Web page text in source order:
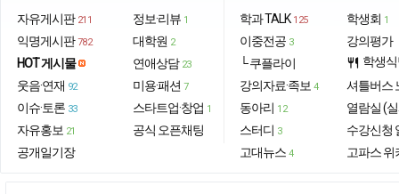
자유게시판 211
익명게시판 782
HOT 게시물
웃음·연재 92
이슈·토론 33
자유홍보 21
공개일기장
정보·리뷰 1
대학원 2
연애상담 23
미용·패션 7
스타트업·창업 1
공식 오픈채팅
학과 TALK 125
이중전공 3
└ 쿠플라이
강의자료·족보 4
동아리 12
스터디 3
고대뉴스 4
학생회 1
강의평가
restaurant 학생
셔틀버스
열람실 (
수강신청
고파스 위